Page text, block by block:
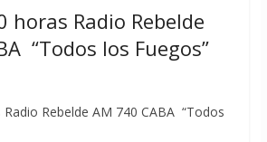
horas Radio Rebelde
“Todos los Fuegos”
Rebelde AM 740 CABA “Todos